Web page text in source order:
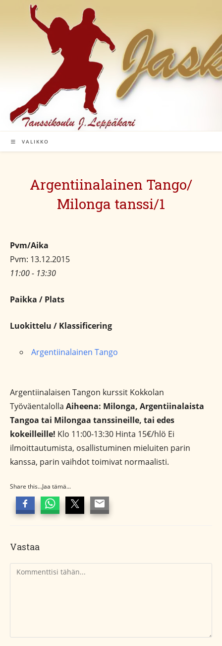
VALIKKO
Argentiinalainen Tango/
Milonga tanssi/1
Pvm/Aika
Pvm: 13.12.2015
11:00 - 13:30
Paikka / Plats
Luokittelu / Klassificering
Argentiinalainen Tango
Argentiinalaisen Tangon kurssit Kokkolan
Työväentalolla Aiheena: Milonga, Argentiinalaista
Tangoa tai Milongaa tanssineille, tai edes
kokeilleille! Klo 11:00-13:30 Hinta 15€/hlö Ei
ilmoittautumista, osallistuminen mieluiten parin
kanssa, parin vaihdot toimivat normaalisti.
Share this...Jaa tämä...
Vastaa
Kommentti